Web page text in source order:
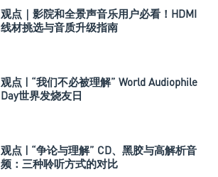
观点｜影院和全景声音乐用户必看！HDMI
线材挑选与音质升级指南
观点 | “我们不必被理解” World Audiophile
Day世界发烧友日
观点 | “争论与理解” CD、黑胶与高解析音
频：三种聆听方式的对比